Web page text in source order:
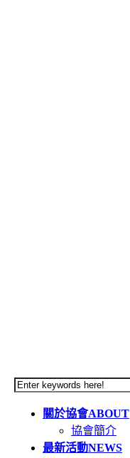
關於協會ABOUT
協會簡介
最新活動NEWS